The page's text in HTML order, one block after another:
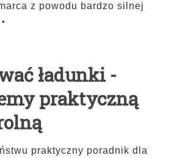
z powodu bardzo silnej
ładunki -
praktyczną
praktyczny poradnik dla